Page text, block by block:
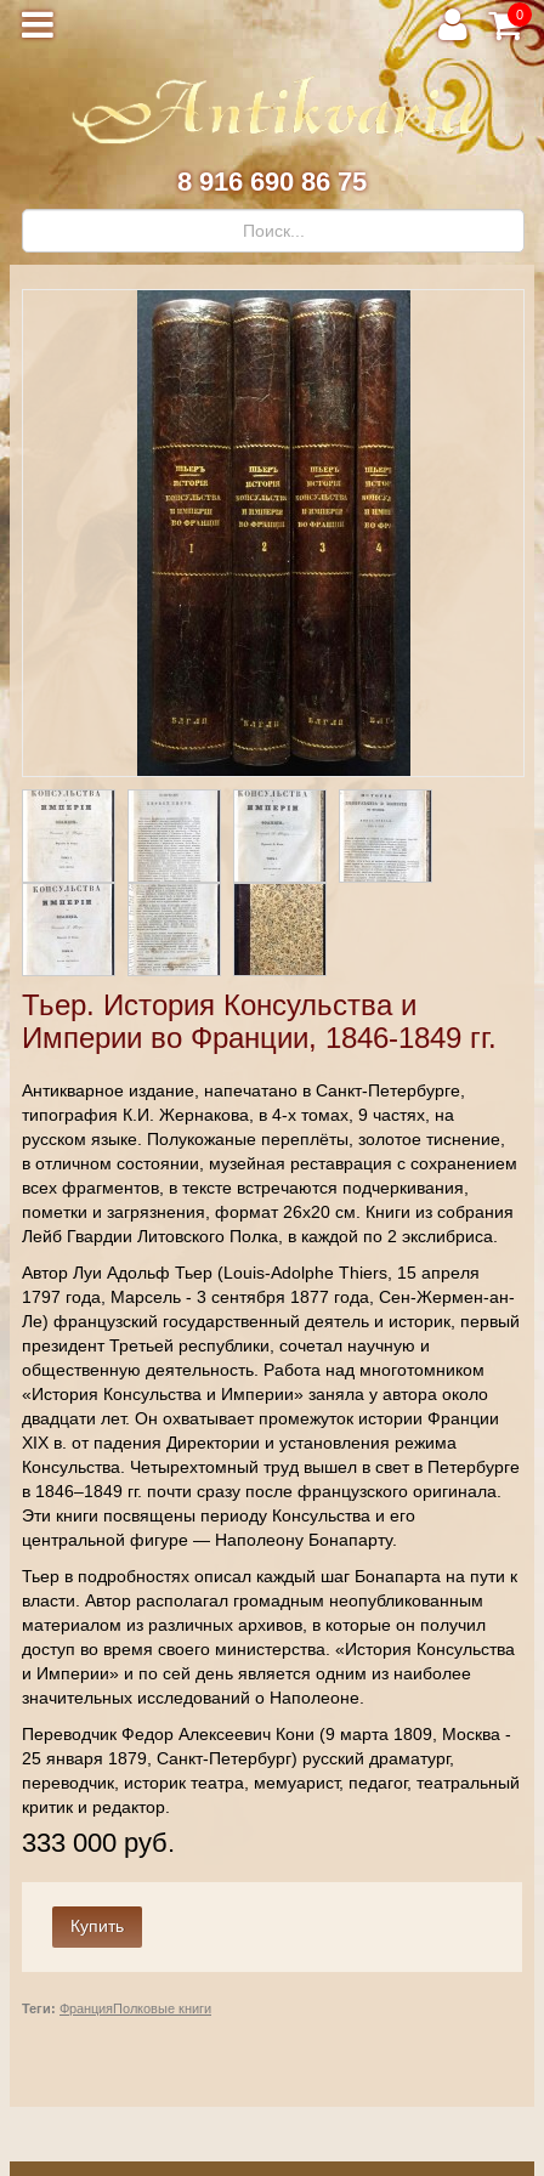
0
8 916 690 86 75
Тьер. История Консульства и
Империи во Франции, 1846-1849 гг.
Антикварное издание, напечатано в Санкт-Петербурге,
типография К.И. Жернакова, в 4-х томах, 9 частях, на
русском языке. Полукожаные переплёты, золотое тиснение,
в отличном состоянии, музейная реставрация с сохранением
всех фрагментов, в тексте встречаются подчеркивания,
пометки и загрязнения, формат 26х20 см. Книги из собрания
Лейб Гвардии Литовского Полка, в каждой по 2 экслибриса.
Автор Луи Адольф Тьер (Louis-Adolphe Thiers, 15 апреля
1797 года, Марсель - 3 сентября 1877 года, Сен-Жермен-ан-
Ле) французский государственный деятель и историк, первый
президент Третьей республики, сочетал научную и
общественную деятельность. Работа над многотомником
«История Консульства и Империи» заняла у автора около
двадцати лет. Он охватывает промежуток истории Франции
XIX в. от падения Директории и установления режима
Консульства. Четырехтомный труд вышел в свет в Петербурге
в 1846–1849 гг. почти сразу после французского оригинала.
Эти книги посвящены периоду Консульства и его
центральной фигуре — Наполеону Бонапарту.
Тьер в подробностях описал каждый шаг Бонапарта на пути к
власти. Автор располагал громадным неопубликованным
материалом из различных архивов, в которые он получил
доступ во время своего министерства. «История Консульства
и Империи» и по сей день является одним из наиболее
значительных исследований о Наполеоне.
Переводчик Федор Алексеевич Кони (9 марта 1809, Москва -
25 января 1879, Санкт-Петербург) русский драматург,
переводчик, историк театра, мемуарист, педагог, театральный
критик и редактор.
333 000 руб.
Теги: ФранцияПолковые книги